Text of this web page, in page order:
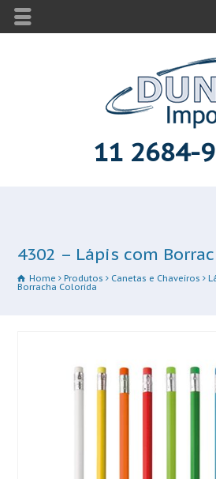
11 2684-
4302 – Lápis com
Home Produtos Canetas e Chaveiros
Borracha Colorida